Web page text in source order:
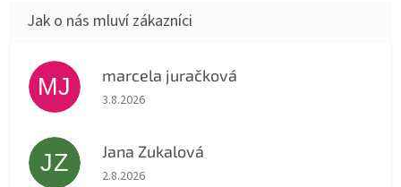
kvalitnější...
MJ marcela juračková
Hodnocení obchodu je 5 z 5 hvězdiček.
3.8.2026
JZ Jana Zukalová
Hodnocení obchodu je 5 z 5 hvězdiček.
2.8.2026